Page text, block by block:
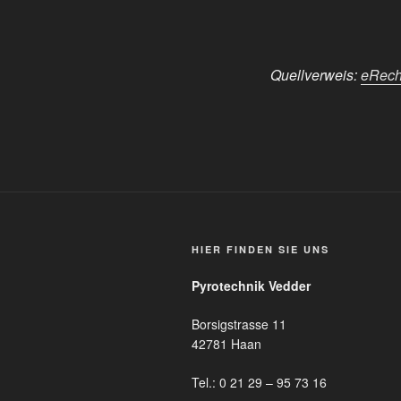
Quellverweis:
HIER FINDEN SIE UNS
Pyrotechnik Vedder
Borsigstrasse 11
42781 Haan
Tel.: 0 21 29 – 95 73 16